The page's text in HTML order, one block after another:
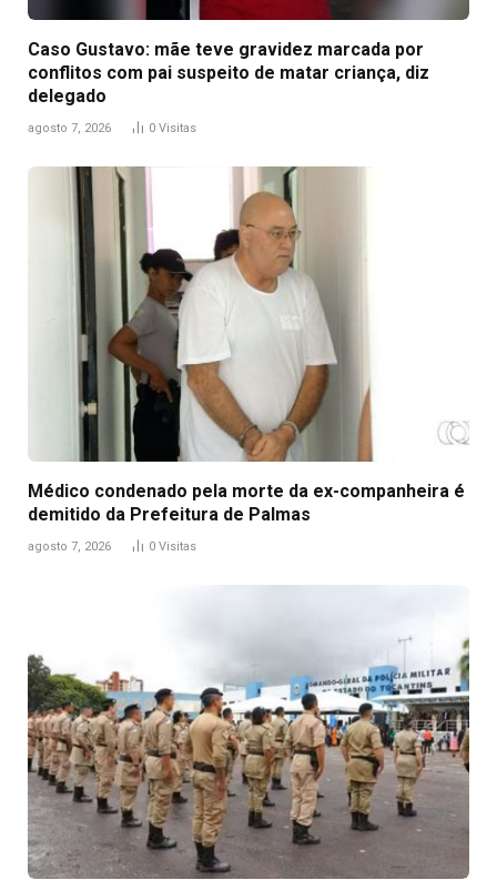
Caso Gustavo: mãe teve gravidez marcada por
conflitos com pai suspeito de matar criança, diz
delegado
agosto 7, 2026 0 Visitas
Médico condenado pela morte da ex-companheira é
demitido da Prefeitura de Palmas
agosto 7, 2026 0 Visitas